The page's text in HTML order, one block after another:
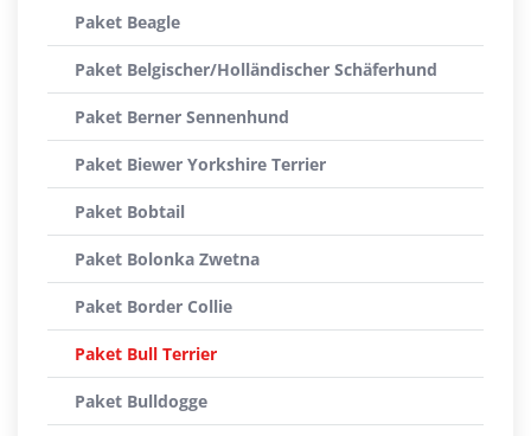
Paket Beagle
Paket Belgischer/Holländischer Schäferhund
Paket Berner Sennenhund
Paket Biewer Yorkshire Terrier
Paket Bobtail
Paket Bolonka Zwetna
Paket Border Collie
Paket Bull Terrier
Paket Bulldogge